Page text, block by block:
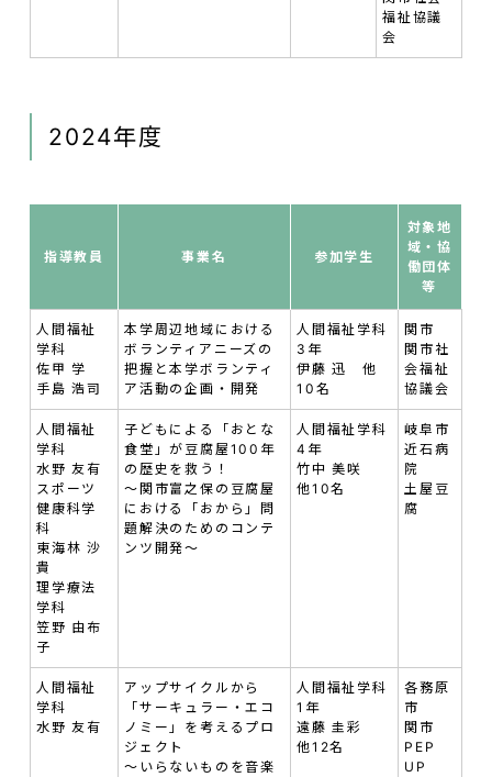
福祉協議
会
2024年度
指導教員 事業名 参加学生
対象地
域・協
働団体
等
人間福祉
学科
佐甲 学
手島 浩司
本学周辺地域における
ボランティアニーズの
把握と本学ボランティ
ア活動の企画・開発
人間福祉学科
3年
伊藤 迅 他
10名
関市
関市社
会福祉
協議会
人間福祉
学科
水野 友有
スポーツ
健康科学
科
東海林 沙
貴
理学療法
学科
笠野 由布
子
子どもによる「おとな
食堂」が豆腐屋100年
の歴史を救う！
～関市富之保の豆腐屋
における「おから」問
題解決のためのコンテ
ンツ開発～
人間福祉学科
4年
竹中 美咲
他10名
岐阜市
近石病
院
土屋豆
腐
人間福祉
学科
水野 友有
アップサイクルから
「サーキュラー・エコ
ノミー」を考えるプロ
ジェクト
～いらないものを音楽
人間福祉学科
1年
遠藤 圭彩
他12名
各務原
市
関市
PEP
UP